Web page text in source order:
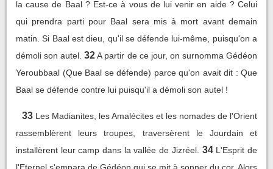
la cause de Baal ? Est-ce à vous de lui venir en aide ? Celui
qui prendra parti pour Baal sera mis à mort avant demain
matin. Si Baal est dieu, qu'il se défende lui-même, puisqu'on a
démoli son autel. 32 A partir de ce jour, on surnomma Gédéon
Yeroubbaal (Que Baal se défende) parce qu'on avait dit : Que
Baal se défende contre lui puisqu'il a démoli son autel !
33 Les Madianites, les Amalécites et les nomades de l'Orient
rassemblèrent leurs troupes, traversèrent le Jourdain et
installèrent leur camp dans la vallée de Jizréel. 34 L'Esprit de